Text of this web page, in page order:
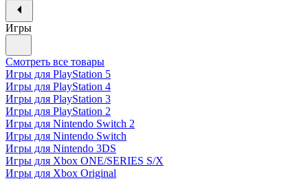
Игры
Смотреть все товары
Игры для PlayStation 5
Игры для PlayStation 4
Игры для PlayStation 3
Игры для PlayStation 2
Игры для Nintendo Switch 2
Игры для Nintendo Switch
Игры для Nintendo 3DS
Игры для Xbox ONE/SERIES S/X
Игры для Xbox Original